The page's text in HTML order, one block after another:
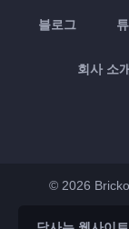
블로그
회사 소개
© 2026